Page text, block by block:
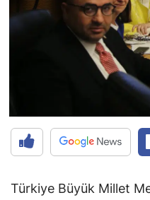
Türkiye Büyük Millet